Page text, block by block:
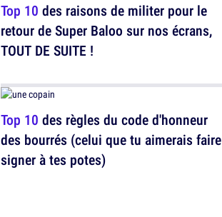
Top 10 des raisons de militer pour le
retour de Super Baloo sur nos écrans,
TOUT DE SUITE !
Top 10 des règles du code d'honneur
des bourrés (celui que tu aimerais faire
signer à tes potes)